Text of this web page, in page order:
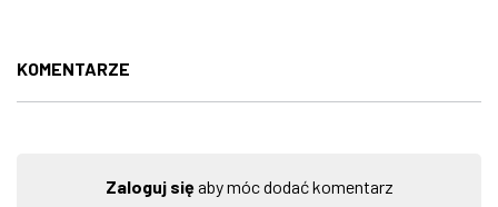
KOMENTARZE
Zaloguj sięaby móc dodać komentarz